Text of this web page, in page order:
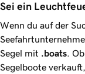
Sei ein
Wenn du auf der
Segel mit .boats .
Segelboote